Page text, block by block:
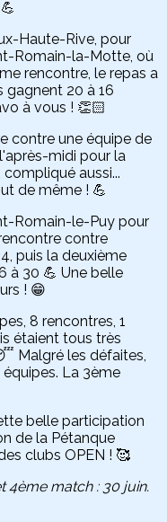
Haute-Rive, pour
Romain-la-Motte, où
rencontre, le repas a
gagnent 20 à 16
à vous ! 👏🏻
contre une équipe de
midi pour la
aussi...
de même ! 💪
Romain-le-Puy pour
contre
puis la deuxième
à 30 💪 Une belle
! 😁
8 rencontres, 1
étaient tous très
Malgré les défaites,
La 3ème
belle participation
de la Pétanque
clubs OPEN ! 🥰
4ème match : 30 juin.